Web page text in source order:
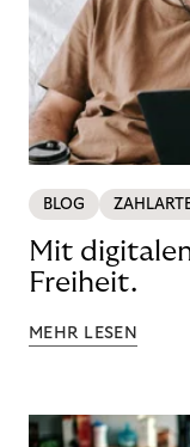
BLOG
Mit
Freiheit.
MEHR LESEN